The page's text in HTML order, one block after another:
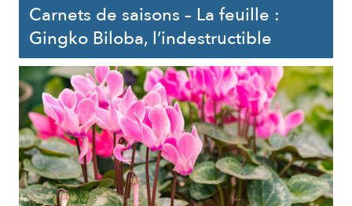
Carnets de saisons – La feuille :
Gingko Biloba, l’indestructible